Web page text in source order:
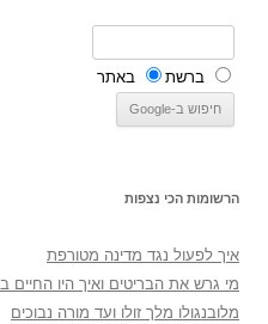
ברשת באתר
הרשומות הכי נצפות
איך לפעול נגד מדינה מטורפת
מי גרש את הבריטים ואיך היו החיים
מלובנגולו מלך זולו ועד מורה נבוכים